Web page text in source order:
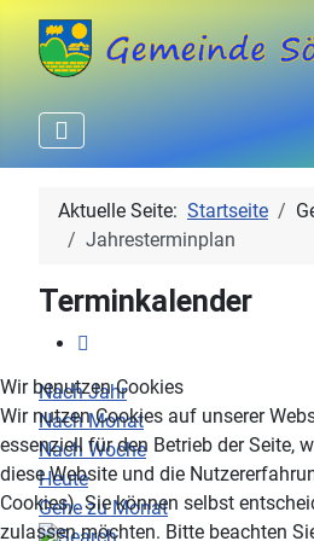
Aktuelle Seite: Startseite
Jahresterminplan
Terminkalender
Nach Jahr
Nach Monat
Nach Woche
Heute
Gehe zu Monat
Wir benutzen Cookies
Wir nutzen Cookies auf unserer
essenziell für den Betrieb der Seite,
diese Website und die
Cookies). Sie können selbst
zulassen möchten. Bitte beachten